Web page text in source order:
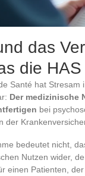
das
die
Santé hat
Der medizinische
bei
der
bedeutet nicht,
Nutzen wider,
einen Patienten,